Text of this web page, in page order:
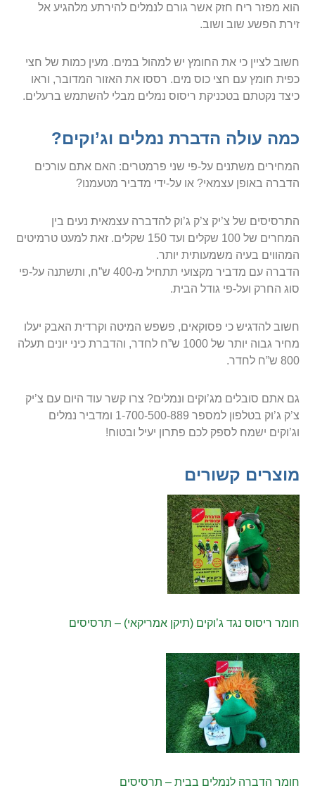
הוא מפזר ריח חזק אשר גורם לנמלים להירתע מלהגיע אל
זירת הפשע שוב ושוב.
חשוב לציין כי את החומץ יש למהול במים. מעין כמות של חצי
כפית חומץ עם חצי כוס מים. רססו את האזור המדובר, וראו
כיצד נקטתם בטכניקת ריסוס נמלים מבלי להשתמש ברעלים.
כמה עולה הדברת נמלים וג’וקים?
המחירים משתנים על-פי שני פרמטרים: האם אתם עורכים
הדברה באופן עצמאי? או על-ידי מדביר מטעמנו?
התרסיסים של צ’יק צ’ק ג’וק להדברה עצמאית נעים בין
המחרים של 100 שקלים ועד 150 שקלים. זאת למעט טרמיטים
המהווים בעיה משמעותית יותר.
הדברה עם מדביר מקצועי תתחיל מ-400 ש”ח, ותשתנה על-פי
סוג החרק ועל-פי גודל הבית.
חשוב להדגיש כי פסוקאים, פשפש המיטה וקרדית האבק יעלו
מחיר גבוה יותר של 1000 ש”ח לחדר, והדברת כיני יונים תעלה
800 ש”ח לחדר.
גם אתם סובלים מג’וקים ונמלים? צרו קשר עוד היום עם צ’יק
צ’ק ג’וק בטלפון למספר 1-700-500-889 ומדביר נמלים
וג’וקים ישמח לספק לכם פתרון יעיל ובטוח!
מוצרים קשורים
חומר ריסוס נגד ג’וקים (תיקן אמריקאי) – תרסיסים
חומר הדברה לנמלים בבית – תרסיסים